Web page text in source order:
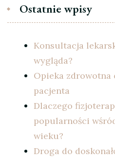
Ostatnie wpisy
Konsultacja
wygląda?
Opieka
pacjenta
Dlaczego
popularności
wieku?
Droga do